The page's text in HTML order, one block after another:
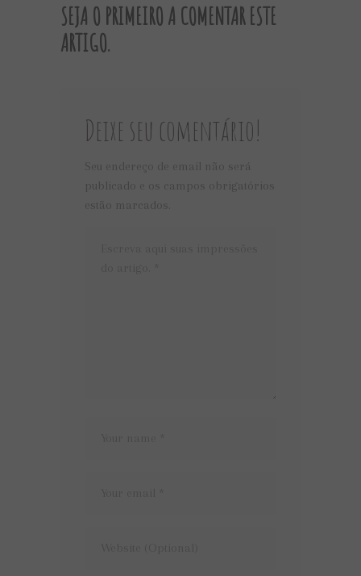
SEJA O PRIMEIRO A COMENTAR ESTE
ARTIGO.
Deixe seu comentário!
Seu endereço de email não será
publicado e os campos obrigatórios
estão marcados.